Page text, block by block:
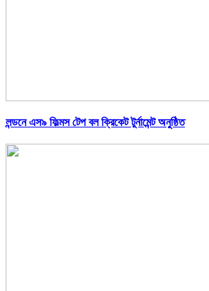
লন্ডনে এস৯ ফিল্মস টেপ বল ক্রিকেট টুর্নামেন্ট অনুষ্ঠিত